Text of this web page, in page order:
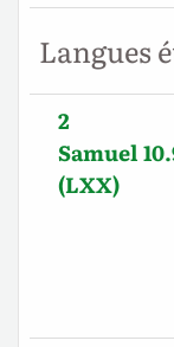
Langues
2
Samuel
(LXX)